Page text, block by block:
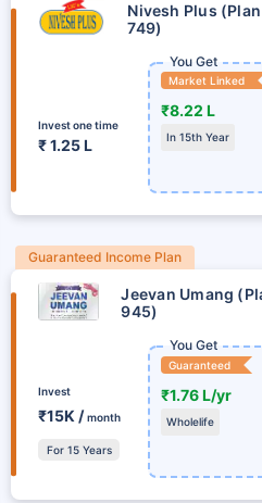
Nivesh Plus
749)
Invest one time
₹ 1.25 L
You Get
Market Linked
₹8.22 L
In 15th Year
Guaranteed Income Plan
Jeevan Umang
945)
Invest
₹15K /month
For 15 Years
You Get
Guaranteed
₹1.76 L/yr
Wholelife